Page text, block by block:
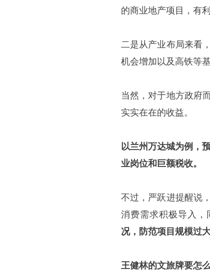
的商业地产项目，有
二是从产业布局来看
机会增加以及高铁等
当然，对于地方政府
实实在在的收益。
以兰州万达城为例，
业岗位和巨额税收。
不过，严跃进提醒说
消费需求积极导入，
况，防范项目规模过
王健林的文旅牌要怎